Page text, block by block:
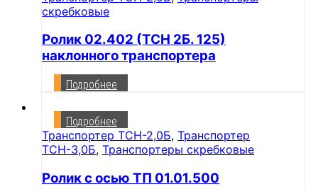
скребковые
Ролик 02.402 (ТСН 2Б. 125)
наклонного транспортера
Подробнее
Подробнее
Транспортер ТСН-2,0Б, Транспортер
ТСН-3,0Б, Транспортеры скребковые
Ролик с осью ТП 01.01.500